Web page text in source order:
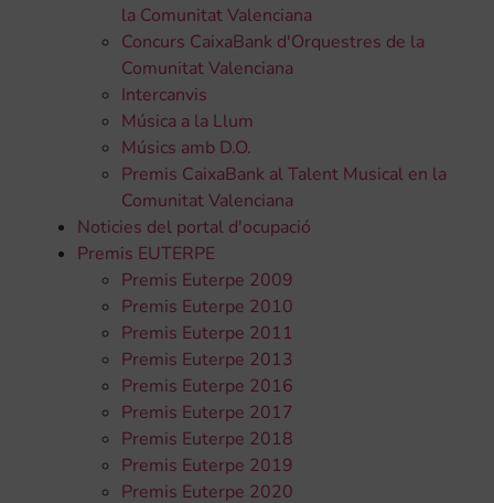
la Comunitat Valenciana
Concurs CaixaBank d'Orquestres de la
Comunitat Valenciana
Intercanvis
Música a la Llum
Músics amb D.O.
Premis CaixaBank al Talent Musical en la
Comunitat Valenciana
Noticies del portal d'ocupació
Premis EUTERPE
Premis Euterpe 2009
Premis Euterpe 2010
Premis Euterpe 2011
Premis Euterpe 2013
Premis Euterpe 2016
Premis Euterpe 2017
Premis Euterpe 2018
Premis Euterpe 2019
Premis Euterpe 2020